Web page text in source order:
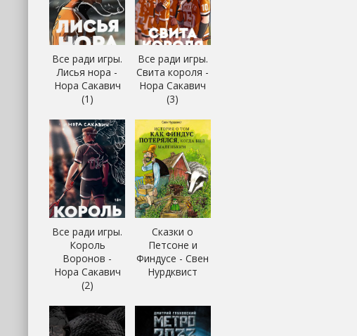
Все ради игры.
Лисья нора -
Нора Сакавич
(1)
Все ради игры.
Свита короля -
Нора Сакавич
(3)
Все ради игры.
Король
Воронов -
Нора Сакавич
(2)
Сказки о
Петсоне и
Финдусе - Свен
Нурдквист